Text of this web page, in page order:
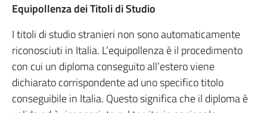
Equipollenza dei Titoli di Studio
I titoli di studio stranieri non sono automaticamente
riconosciuti in Italia. L’equipollenza è il procedimento
con cui un diploma conseguito all’estero viene
dichiarato corrispondente ad uno specifico titolo
conseguibile in Italia. Questo significa che il diploma è